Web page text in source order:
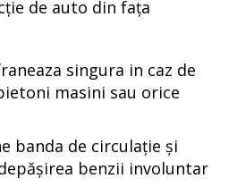
de auto din fața
singura in caz de
masini sau orice
banda de circulație și
benzii involuntar